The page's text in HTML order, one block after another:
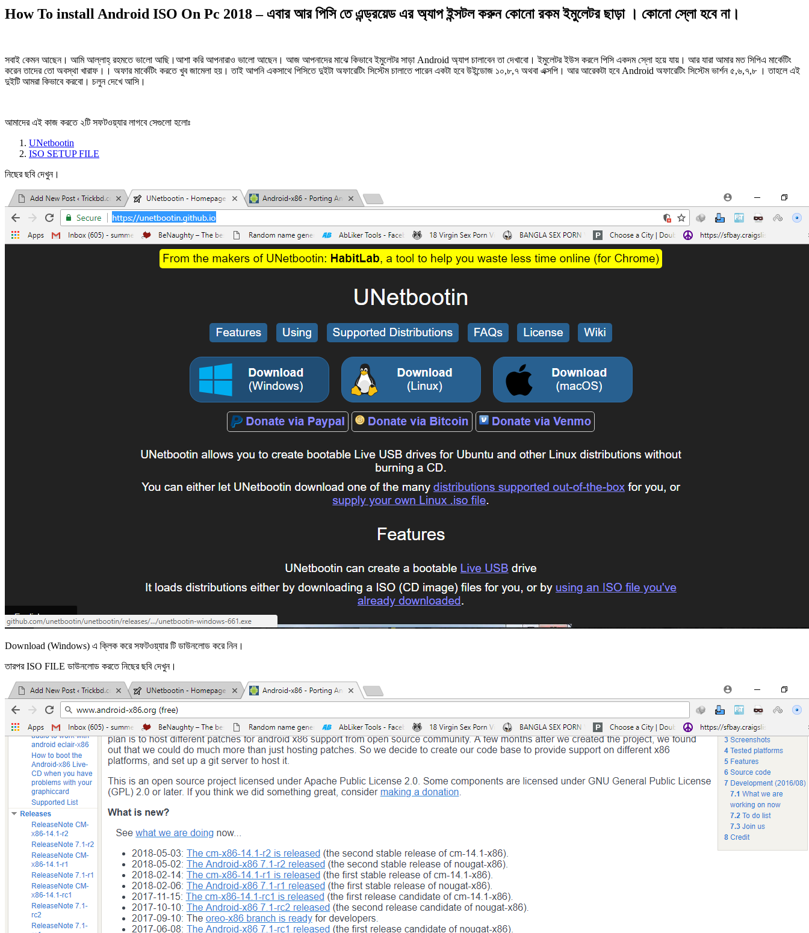
How To install Android ISO On Pc 2018 – এবার আর পিসি তে এন্ড্রয়েড এর অ্যাপ ইন্সটল করুন কোনো রকম ইমুলেটর ছাড়া । কোনো স্লো হবে না।
সবাই কেমন আছেন। আমি আল্লাহ্‌ রহমতে ভালো আছি।আশা করি আপনারাও ভালো আছেন। আজ আপনাদের মাঝে কিভাবে ইমুলেটর সাড়া Android অ্যাপ চালাবেন তা দেখাবো। ইমুলেটর ইউস করলে পিসি একদম স্লো হয়ে যায়। আর যারা আমার মত সিপিএ মার্কেটিং
করেন তাদের তো অবস্থা খারাফ।। অফার মার্কেটিং করতে খুব জামেলা হয়। তাই আপনি একসাথে পিসিতে দুইটা অফারেটিং সিস্টেম চালাতে পারেন একটা হবে উইন্ডোজ ১০,৮,৭ অথবা এক্সপি। আর আরেকটা হবে Android অফারেটিং সিস্টেম ভার্শন ৫,৬,৭,৮ । তাহলে এই
দুইটি আমরা কিভাবে করবো। চলুন দেখে আসি।
আমাদের এই কাজ করতে ২টি সফটওয়্যার লাগবে সেগুলো হলোঃ
UNetbootin
ISO SETUP FILE
নিছের ছবি দেখুন।
Download (Windows) এ ক্লিক করে সফটওয়্যার টি ডাউনলোড করে নিন।
তারপর ISO FILE ডাউনলোড করতে নিছের ছবি দেখুন।